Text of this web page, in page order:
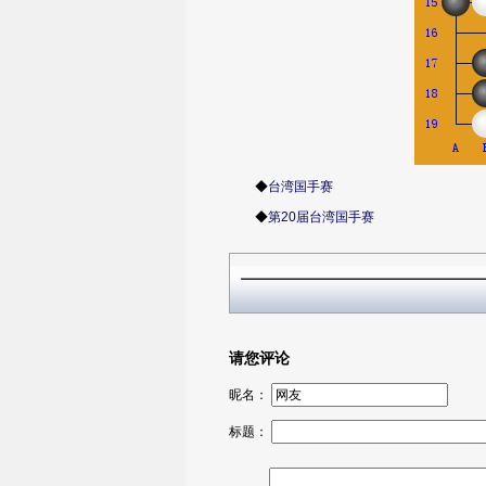
◆台湾国手赛
◆第20届台湾国手赛
请您评论
昵名：
标题：